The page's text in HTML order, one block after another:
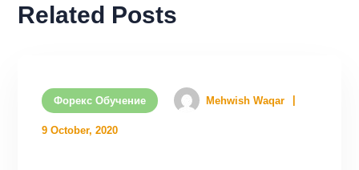
Related Posts
Форекс Обучение Mehwish Waqar
9 October, 2020